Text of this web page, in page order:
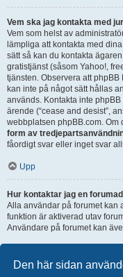
Den här sidan
Vem ska jag kontakta med
Vem som helst av
lämpliga att kontakta med
sätt så kan du kontakta
gratistjänst (såsom Yahoo!,
tjänsten. Observera att phpBB
kan inte på något sätt hållas
används. Kontakta inte
ärende (“cease and desist”,
webbplatsen phpBB.com. Om
form av
fåordigt svar eller inget svar
Upp
Hur kontaktar jag en
Alla användar på forumet kan
funktion är aktiverad utav
Användare på forumet kan